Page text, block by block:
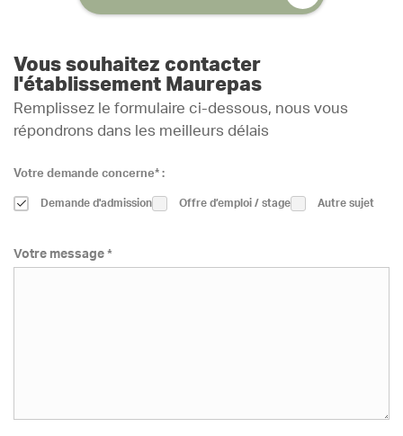
Vous souhaitez contacter
l'établissement Maurepas
Remplissez le formulaire ci-dessous, nous vous
répondrons dans les meilleurs délais
Votre demande concerne* :
Demande d'admission Offre d’emploi / stage Autre sujet
Votre message *